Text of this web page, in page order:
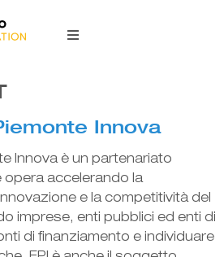
Innova
Innova è un partenariato
opera accelerando la
e la competitività del
imprese, enti pubblici ed enti di
di finanziamento e individuare